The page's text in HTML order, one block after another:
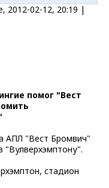
2012-02-12, 20:19 |
помог "Вест
АПЛ "Вест Бромвич"
"Вулверхэмптону".
стадион